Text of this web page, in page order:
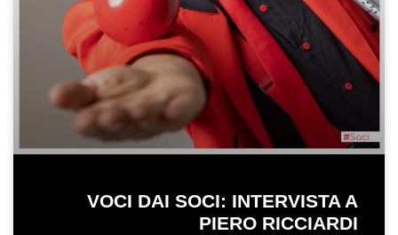
VOCI DAI SOCI: INTERVISTA A
PIERO RICCIARDI